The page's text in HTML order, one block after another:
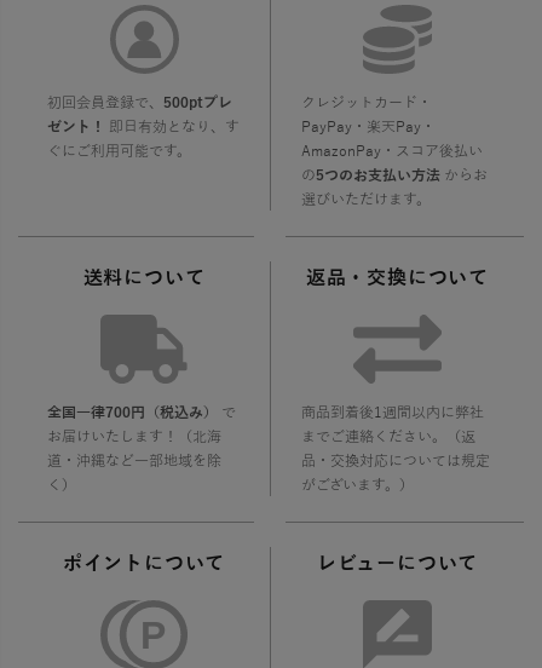
初回会員登録で、 500ptプレ
ゼント！
即日有効となり、す
ぐにご利用可能です。
クレジットカード・
PayPay・楽天Pay・
AmazonPay・スコア後払い
の5つのお支払い方法からお
選びいただけます。
送料について
全国一律700円（税込み）
で
お届けいたします！（北海
道・沖縄など一部地域を除
く）
返品・交換について
商品到着後1週間以内に弊社
までご連絡ください。（返
品・交換対応については規定
がございます。）
ポイントについて レビューについて